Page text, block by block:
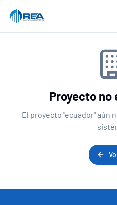
Proyecto
El proyecto "ecuador" aún